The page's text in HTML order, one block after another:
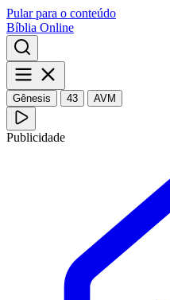
Pular para o conteúdo
Bíblia Online
Gênesis 43 AVM
Publicidade